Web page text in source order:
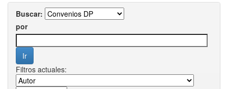
Buscar:
por
Filtros actuales: